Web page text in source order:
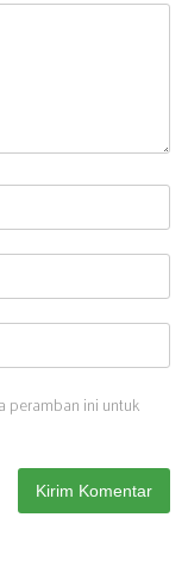
peramban ini untuk